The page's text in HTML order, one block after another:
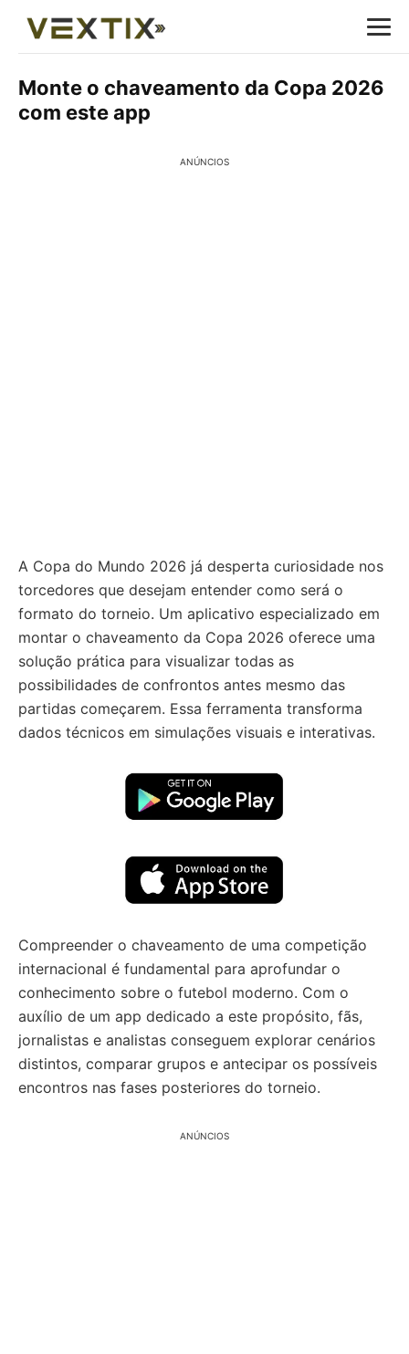
Monte o chaveamento da Copa 2026
com este app
ANÚNCIOS
A Copa do Mundo 2026 já desperta curiosidade nos
torcedores que desejam entender como será o
formato do torneio. Um aplicativo especializado em
montar o chaveamento da Copa 2026 oferece uma
solução prática para visualizar todas as
possibilidades de confrontos antes mesmo das
partidas começarem. Essa ferramenta transforma
dados técnicos em simulações visuais e interativas.
Compreender o chaveamento de uma competição
internacional é fundamental para aprofundar o
conhecimento sobre o futebol moderno. Com o
auxílio de um app dedicado a este propósito, fãs,
jornalistas e analistas conseguem explorar cenários
distintos, comparar grupos e antecipar os possíveis
encontros nas fases posteriores do torneio.
ANÚNCIOS